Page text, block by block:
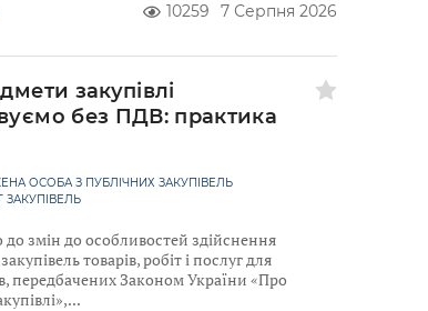
10259 7 Серпня 2026
закупівлі
без ПДВ: практика
ОСОБА З ПУБЛІЧНИХ ЗАКУПІВЕЛЬ
до змін до особливостей здійснення
товарів, робіт і послуг для
передбачених Законом України «Про